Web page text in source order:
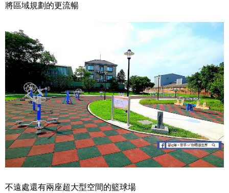
將區域規劃的更流暢
不遠處還有兩座超大型空間的籃球場